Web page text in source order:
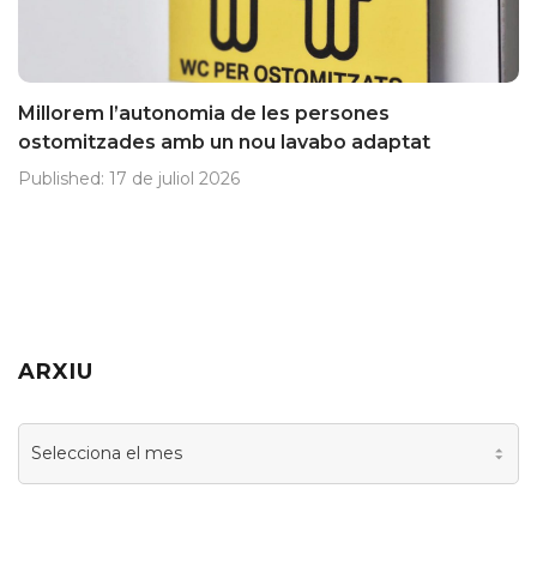
Millorem l’autonomia de les persones
ostomitzades amb un nou lavabo adaptat
Published: 17 de juliol 2026
ARXIU
Arxiu